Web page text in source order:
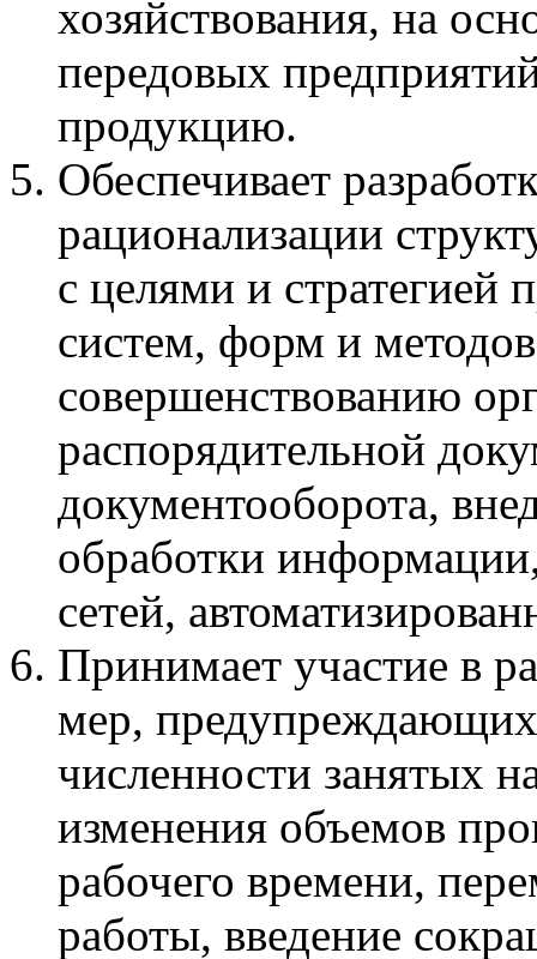
хозяйствования, на
передовых
продукцию.
Обеспечивает
рационализации
с целями и стратегией
систем, форм и
совершенствованию
распорядительной
документооборота,
обработки
сетей,
Принимает участие в
мер,
численности занятых
изменения объемов
рабочего времени,
работы, введение